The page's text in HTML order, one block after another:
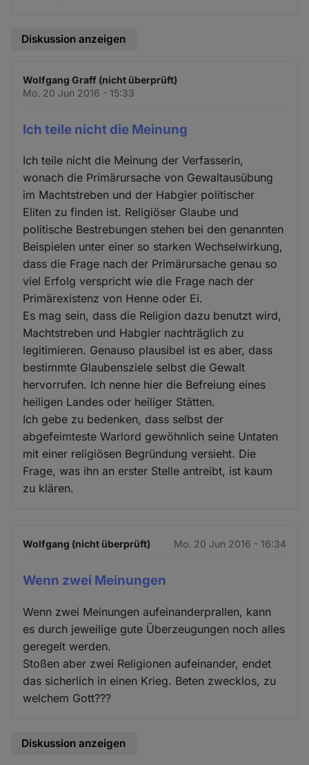
Diskussion anzeigen
Wolfgang Graff (nicht überprüft)
Mo. 20 Jun 2016 - 15:33
Ich teile nicht die Meinung
Ich teile nicht die Meinung der Verfasserin,
wonach die Primärursache von Gewaltausübung
im Machtstreben und der Habgier politischer
Eliten zu finden ist. Religiöser Glaube und
politische Bestrebungen stehen bei den genannten
Beispielen unter einer so starken Wechselwirkung,
dass die Frage nach der Primärursache genau so
viel Erfolg verspricht wie die Frage nach der
Primärexistenz von Henne oder Ei.
Es mag sein, dass die Religion dazu benutzt wird,
Machtstreben und Habgier nachträglich zu
legitimieren. Genauso plausibel ist es aber, dass
bestimmte Glaubensziele selbst die Gewalt
hervorrufen. Ich nenne hier die Befreiung eines
heiligen Landes oder heiliger Stätten.
Ich gebe zu bedenken, dass selbst der
abgefeimteste Warlord gewöhnlich seine Untaten
mit einer religiösen Begründung versieht. Die
Frage, was ihn an erster Stelle antreibt, ist kaum
zu klären.
Wolfgang (nicht überprüft) Mo. 20 Jun 2016 - 16:34
Wenn zwei Meinungen
Wenn zwei Meinungen aufeinanderprallen, kann
es durch jeweilige gute Überzeugungen noch alles
geregelt werden.
Stoßen aber zwei Religionen aufeinander, endet
das sicherlich in einen Krieg. Beten zwecklos, zu
welchem Gott???
Diskussion anzeigen